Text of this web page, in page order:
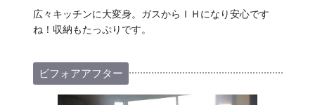
広々キッチンに大変身。ガスからＩＨになり安心です
ね！収納もたっぷりです。
ビフォアアフター